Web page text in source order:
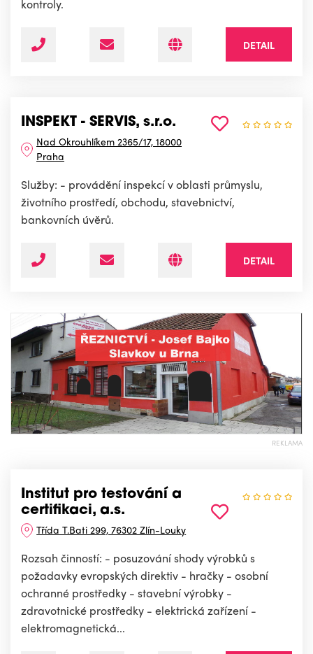
kontroly.
DETAIL
INSPEKT - SERVIS, s.r.o.
Nad Okrouhlíkem 2365/17, 18000
Praha
Služby: - provádění inspekcí v oblasti průmyslu,
životního prostředí, obchodu, stavebnictví,
bankovních úvěrů.
DETAIL
REKLAMA
Institut pro testování a
certifikaci, a.s.
Třída T.Bati 299, 76302 Zlín-Louky
Rozsah činností: - posuzování shody výrobků s
požadavky evropských direktiv - hračky - osobní
ochranné prostředky - stavební výrobky -
zdravotnické prostředky - elektrická zařízení -
elektromagnetická...